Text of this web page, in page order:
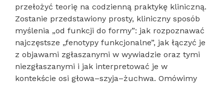
przełożyć teorię na codzienną praktykę kliniczną.
Zostanie przedstawiony prosty, kliniczny sposób
myślenia „od funkcji do formy”: jak rozpoznawać
najczęstsze „fenotypy funkcjonalne”, jak łączyć je
z objawami zgłaszanymi w wywiadzie oraz tymi
niezgłaszanymi i jak interpretować je w
kontekście osi głowa–szyja–żuchwa. Omówimy